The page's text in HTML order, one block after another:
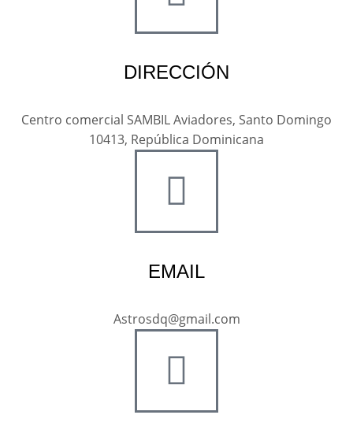
DIRECCIÓN
Centro comercial SAMBIL Aviadores, Santo Domingo
10413, República Dominicana
EMAIL
Astrosdq@gmail.com